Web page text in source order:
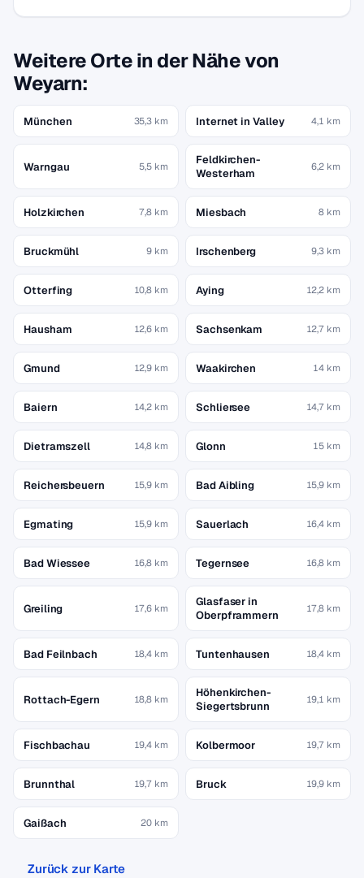
Weitere Orte in der Nähe von
Weyarn:
München 35,3 km Internet in Valley 4,1 km
Warngau 5,5 km
Feldkirchen-
Westerham
6,2 km
Holzkirchen 7,8 km Miesbach 8 km
Bruckmühl 9 km Irschenberg 9,3 km
Otterfing 10,8 km Aying 12,2 km
Hausham 12,6 km Sachsenkam 12,7 km
Gmund 12,9 km Waakirchen 14 km
Baiern 14,2 km Schliersee 14,7 km
Dietramszell 14,8 km Glonn 15 km
Reichersbeuern 15,9 km Bad Aibling 15,9 km
Egmating 15,9 km Sauerlach 16,4 km
Bad Wiessee 16,8 km Tegernsee 16,8 km
Greiling 17,6 km
Glasfaser in
Oberpframmern
17,8 km
Bad Feilnbach 18,4 km Tuntenhausen 18,4 km
Rottach-Egern 18,8 km
Höhenkirchen-
Siegertsbrunn
19,1 km
Fischbachau 19,4 km Kolbermoor 19,7 km
Brunnthal 19,7 km Bruck 19,9 km
Gaißach 20 km
Zurück zur Karte